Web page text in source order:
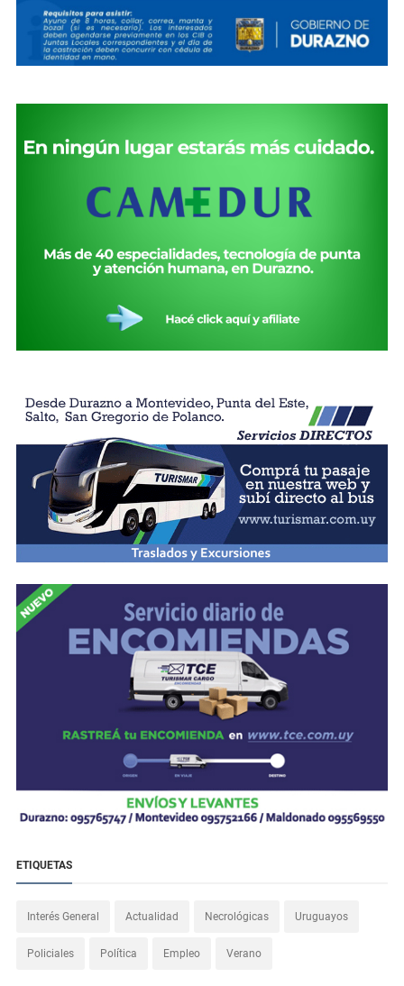
ETIQUETAS
Interés General Actualidad Necrológicas Uruguayos
Policiales Política Empleo Verano